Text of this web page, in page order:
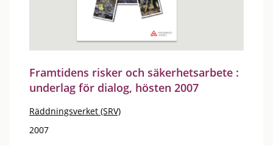
Framtidens risker och säkerhetsarbete :
underlag för dialog, hösten 2007
Räddningsverket (SRV)
2007